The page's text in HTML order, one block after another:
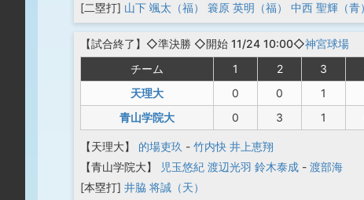
[二塁打] 山下 颯太（福） 簑原 英明（福） 中西 聖輝（青）
【試合終了 】◇準決勝 ◇開始 11/24 10:00◇神宮球場
チーム
1 2 3
天理大
0 0 1
青山学院大
0 3 1
【天理大】 的場吏玖 - 竹内快 井上恵翔
【青山学院大】
児玉悠紀 渡辺光羽 鈴木泰成 - 渡部海
[本塁打] 井脇 将誠（天）